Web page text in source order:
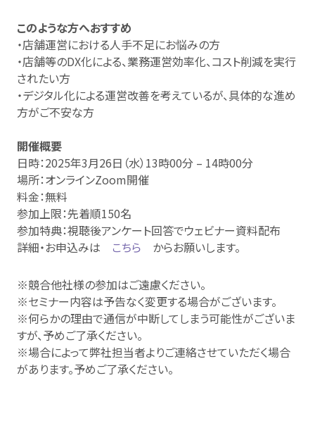
このような方へおすすめ
・店舗運営における人手不足にお悩みの方
・店舗等のDX化による、業務運営効率化、コスト削減を実行
されたい方
・デジタル化による運営改善を考えているが、具体的な進め
方がご不安な方
開催概要
日時：2025年3月26日（水）13時00分 – 14時00分
場所：オンラインZoom開催
料金：無料
参加上限：先着順150名
参加特典：視聴後アンケート回答でウェビナー資料配布
詳細・お申込みは こちら からお願いします。
※競合他社様の参加はご遠慮ください。
※セミナー内容は予告なく変更する場合がございます。
※何らかの理由で通信が中断してしまう可能性がございま
すが、予めご了承ください。
※場合によって弊社担当者よりご連絡させていただく場合
があります。予めご了承ください。